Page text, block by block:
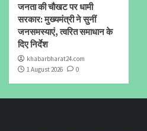
जनता की चौखट पर धामी
सरकार: मुख्यमंत्री ने सुनीं
जनसमस्याएं, त्वरित समाधान के
दिए निर्देश
khabarbharat24.com
1 August 2026
0